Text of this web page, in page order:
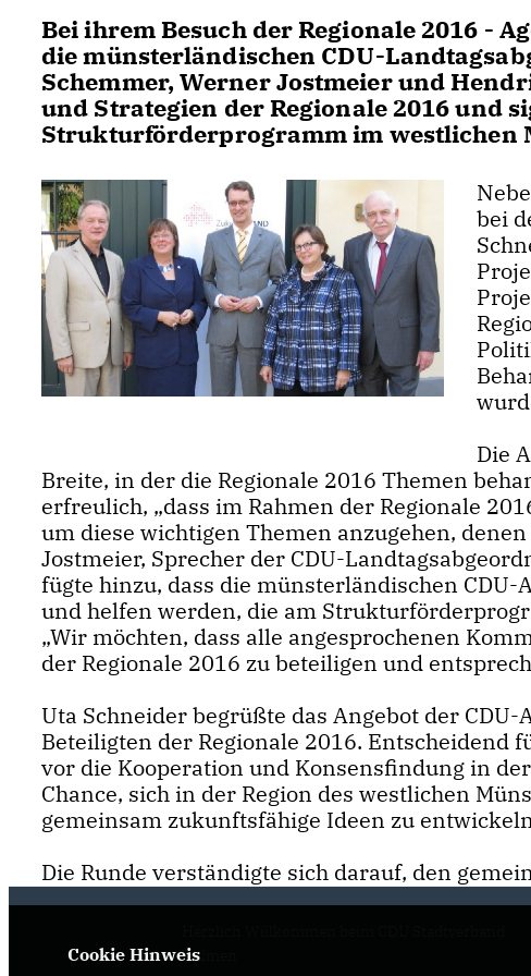
Bei ihrem Besuch der Regionale 2016 -
die münsterländischen CDU-
Schemmer, Werner Jostmeier und
und Strategien der Regionale 2016 und
Strukturförderprogramm im westlichen
bei
Die
Breite, in der die Regionale 2016 Themen
erfreulich, „dass im Rahmen der Regionale
um diese wichtigen Themen anzugehen,
Jostmeier, Sprecher der CDU-
fügte hinzu, dass die münsterländischen
und helfen werden, die am
Wir möchten, dass alle angesprochenen
der Regionale 2016 zu beteiligen und
Uta Schneider begrüßte das Angebot der
Beteiligten der Regionale 2016.
vor die Kooperation und Konsensfindung in
Chance, sich in der Region des westlichen
gemeinsam zukunftsfähige Ideen zu
Die Runde verständigte sich darauf, den
Dülmen
Cookie Hinweis